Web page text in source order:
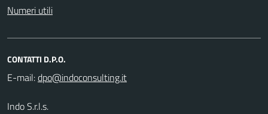
Numeri utili
CONTATTI D.P.O.
E-mail:
Indo S.r.l.s.